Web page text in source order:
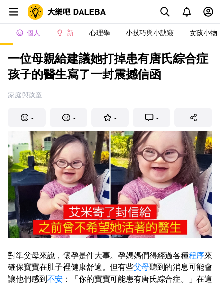
個人 新 心理學 小技巧與小訣竅 女孩小物
一位母親給建議她打掉患有唐氏綜合症
孩子的醫生寫了一封震撼信函
家庭與孩童
- - - -
對準父母來說，懷孕是件大事。孕媽媽們得經過各種程序來
確保寶寶在肚子裡健康舒適。但有些父母聽到的消息可能會
讓他們感到 不安 ：「你的寶寶可能患有唐氏綜合症。」在這